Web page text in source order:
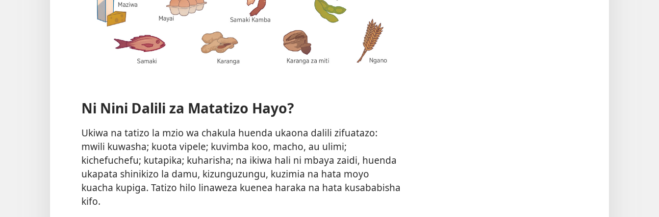
Ni Nini Dalili za Matatizo Hayo?
Ukiwa na tatizo la mzio wa chakula huenda ukaona dalili zifuatazo:
mwili kuwasha; kuota vipele; kuvimba koo, macho, au ulimi;
kichefuchefu; kutapika; kuharisha; na ikiwa hali ni mbaya zaidi, huenda
ukapata shinikizo la damu, kizunguzungu, kuzimia na hata moyo
kuacha kupiga. Tatizo hilo linaweza kuenea haraka na hata kusababisha
kifo.